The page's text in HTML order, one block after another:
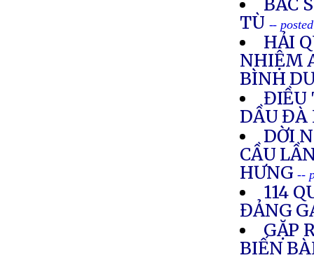
BÁC
TÙ --
HẢI
NHIỆM
BÌNH
ĐIỀU
DẦU ĐÀ
DỜI
CẦU
HƯNG --
114
ĐẢNG
GẶP
BIẾN